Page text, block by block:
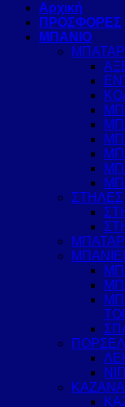
Αρχική
ΠΡΟΣΦΟΡΕΣ
ΜΠΑΝΙΟ
ΣΤΗΛΕΣ